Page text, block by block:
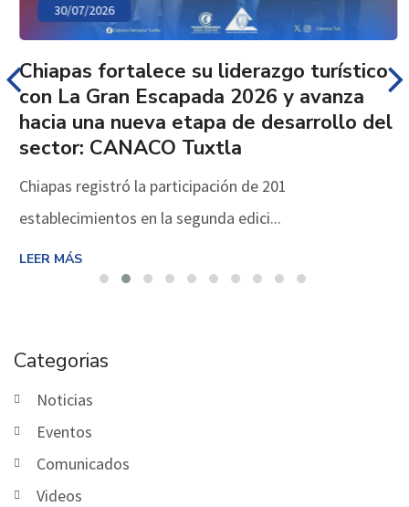
30/07/2026
Chiapas fortalece su liderazgo turístico
con La Gran Escapada 2026 y avanza
hacia una nueva etapa de desarrollo del
sector: CANACO Tuxtla
Chiapas registró la participación de 201
establecimientos en la segunda edici...
LEER MÁS
Categorias
Noticias
Eventos
Comunicados
Videos